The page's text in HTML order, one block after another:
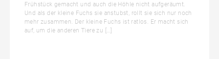
Frühstück gemacht und auch die Höhle nicht aufgeräumt.
Und als der kleine Fuchs sie anstubst, rollt sie sich nur noch
mehr zusammen. Der kleine Fuchs ist ratlos. Er macht sich
auf, um die anderen Tiere zu […]